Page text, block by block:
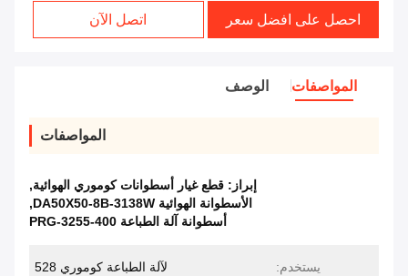
احصل على افضل سعر اتصل الآن
المواصفات الوصف
المواصفات
إبراز: قطع غيار أسطوانات كوموري الهوائية,
الأسطوانة الهوائية DA50X50-8B-3138W
,
أسطوانة آلة الطباعة PRG-3255-400
يستخدم: لآلة الطباعة كوموري 528